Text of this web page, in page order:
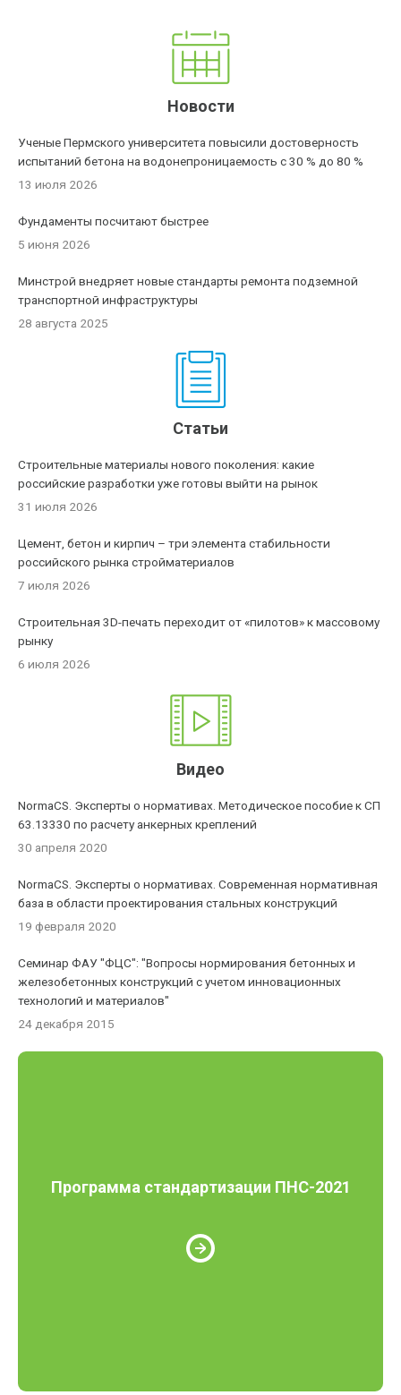
Новости
Ученые Пермского университета повысили достоверность
испытаний бетона на водонепроницаемость с 30 % до 80 %
13 июля 2026
Фундаменты посчитают быстрее
5 июня 2026
Минстрой внедряет новые стандарты ремонта подземной
транспортной инфраструктуры
28 августа 2025
Статьи
Строительные материалы нового поколения: какие
российские разработки уже готовы выйти на рынок
31 июля 2026
Цемент, бетон и кирпич – три элемента стабильности
российского рынка стройматериалов
7 июля 2026
Строительная 3D-печать переходит от «пилотов» к массовому
рынку
6 июля 2026
Видео
NormaCS. Эксперты о нормативах. Методическое пособие к СП
63.13330 по расчету анкерных креплений
30 апреля 2020
NormaCS. Эксперты о нормативах. Современная нормативная
база в области проектирования стальных конструкций
19 февраля 2020
Семинар ФАУ "ФЦС": "Вопросы нормирования бетонных и
железобетонных конструкций с учетом инновационных
технологий и материалов"
24 декабря 2015
Программа стандартизации ПНС-2021